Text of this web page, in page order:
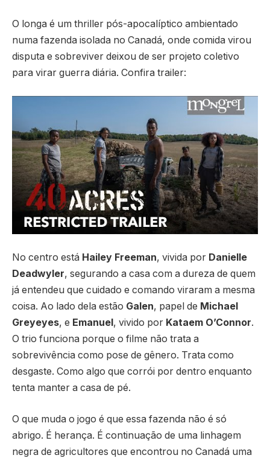
O longa é um thriller pós-apocalíptico ambientado
numa fazenda isolada no Canadá, onde comida virou
disputa e sobreviver deixou de ser projeto coletivo
para virar guerra diária. Confira trailer:
No centro está Hailey Freeman, vivida por Danielle
Deadwyler, segurando a casa com a dureza de quem
já entendeu que cuidado e comando viraram a mesma
coisa. Ao lado dela estão Galen, papel de Michael
Greyeyes, e Emanuel, vivido por Kataem O’Connor.
O trio funciona porque o filme não trata a
sobrevivência como pose de gênero. Trata como
desgaste. Como algo que corrói por dentro enquanto
tenta manter a casa de pé.
O que muda o jogo é que essa fazenda não é só
abrigo. É herança. É continuação de uma linhagem
negra de agricultores que encontrou no Canadá uma